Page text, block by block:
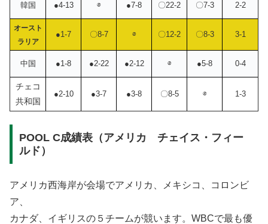
韓国 ●4-13 ⊗ ●7-8 〇22-2 〇7-3 2-2
オースト
ラリア
●1-7 〇8-7 ⊗ 〇12-2 〇8-3 3-1
中国 ●1-8 ●2-22 ●2-12 ⊗ ●5-8 0-4
チェコ
共和国
●2-10 ●3-7 ●3-8 〇8-5 ⊗ 1-3
POOL C成績表（アメリカ チェイス・フィー
ルド）
アメリカ西海岸が会場でアメリカ、メキシコ、コロンビ
ア、
カナダ、イギリスの５チームが競います。WBCで最も優